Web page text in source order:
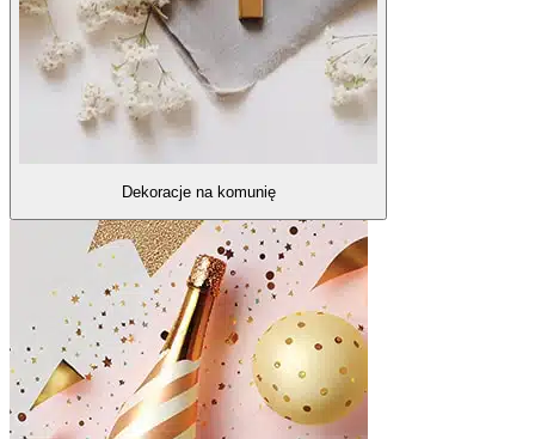
Dekoracje na komunię